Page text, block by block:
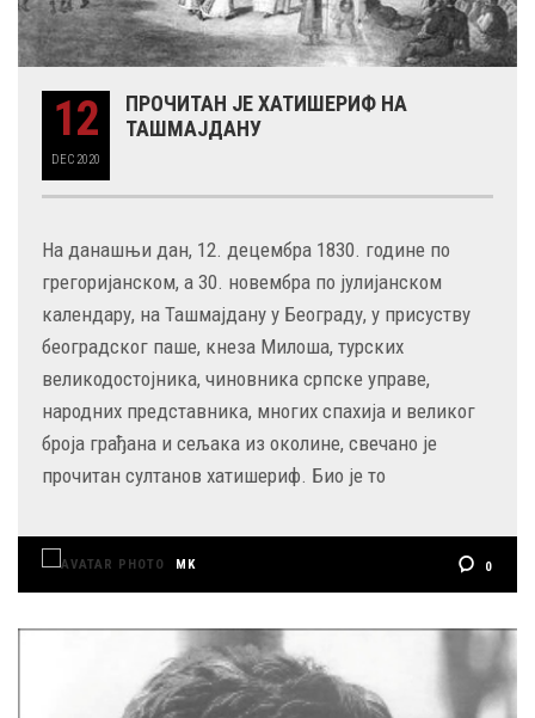
12
DEC 2020
ПРОЧИТАН ЈЕ ХАТИШЕРИФ НА
ТАШМАЈДАНУ
На данашњи дан, 12. децембра 1830. године по
грегоријанском, а 30. новембра по јулијанском
календару, на Ташмајдану у Београду, у присуству
београдског паше, кнеза Милоша, турских
великодостојника, чиновника српске управе,
народних представника, многих спахија и великог
броја грађана и сељака из околине, свечано је
прочитан султанов хатишериф. Био је то
MK 0